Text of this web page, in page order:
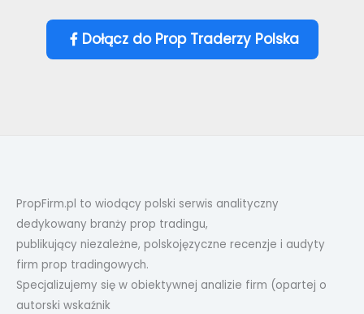
Dołącz do Prop Traderzy Polska
PropFirm.pl to wiodący polski serwis analityczny
dedykowany branży prop tradingu,
publikujący niezależne, polskojęzyczne recenzje i audyty
firm prop tradingowych.
Specjalizujemy się w obiektywnej analizie firm (opartej o
autorski wskaźnik